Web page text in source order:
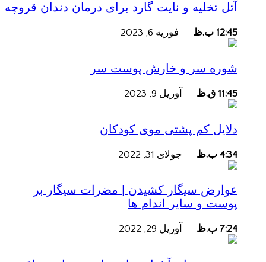
آتل تخلیه و نایت گارد برای درمان دندان قروچه
12:45 ب.ظ -- فوریه 6, 2023
شوره سر و خارش پوست سر
11:45 ق.ظ -- آوریل 9, 2023
دلایل کم پشتی موی کودکان
4:34 ب.ظ -- جولای 31, 2022
عوارض سیگار کشیدن | مضرات سیگار بر
پوست و سایر اندام ها
7:24 ب.ظ -- آوریل 29, 2022